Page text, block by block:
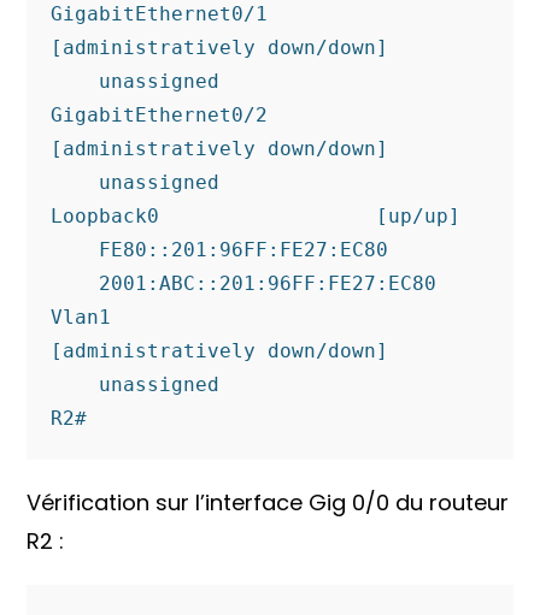
GigabitEthernet0/1
[administratively down/down]
GigabitEthernet0/2
[administratively down/down]
Loopback0                  [up/up]
Vlan1
[administratively down/down]
R2#
Vérification sur l’interface Gig 0/0 du routeur
R2 :